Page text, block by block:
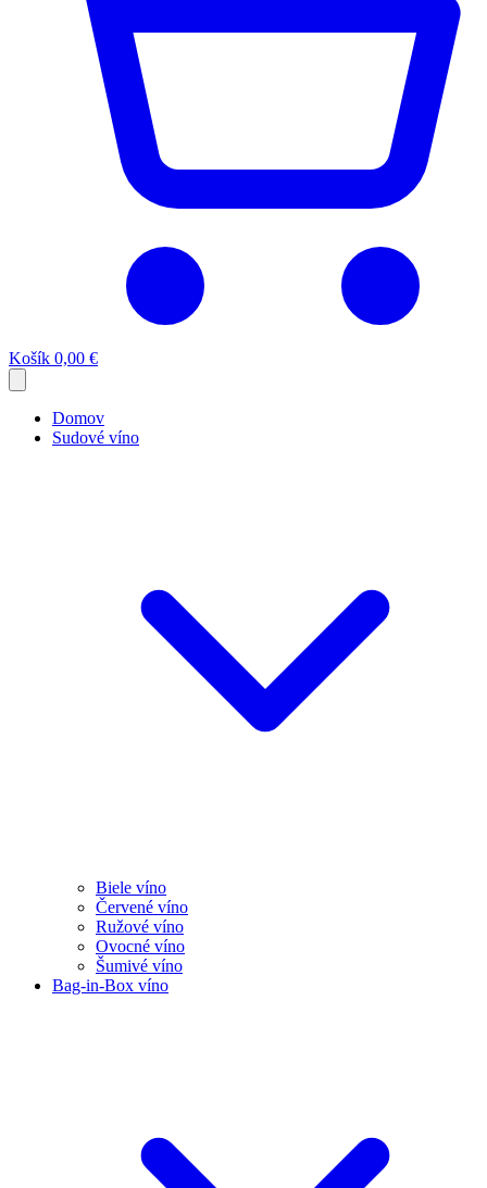
Košík 0,00 €
Domov
Sudové víno
Biele víno
Červené víno
Ružové víno
Ovocné víno
Šumivé víno
Bag-in-Box víno